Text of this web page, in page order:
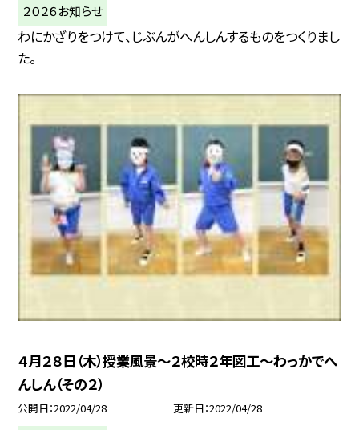
２０２６お知らせ
わにかざりをつけて、じぶんがへんしんするものをつくりまし
た。
４月２８日（木）授業風景〜２校時２年図工〜わっかでへ
んしん（その２）
公開日 2022/04/28 更新日 2022/04/28